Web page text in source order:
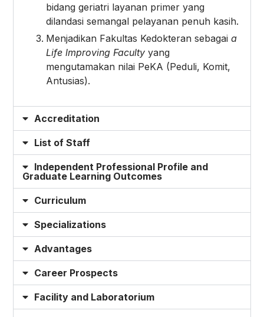
bidang geriatri layanan primer yang
dilandasi semangal pelayanan penuh kasih.
Menjadikan Fakultas Kedokteran sebagaia
Life lmproving Faculty yang
mengutamakan nilai PeKA (Peduli, Komit,
Antusias).
Accreditation
List of Staff
Independent Professional Profile and
Graduate Learning Outcomes
Curriculum
Specializations
Advantages
Career Prospects
Facility and Laboratorium